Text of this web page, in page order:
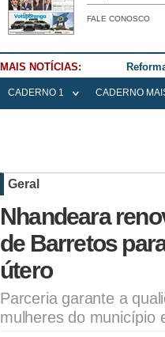
FALE CONOSCO
MAIS NOTÍCIAS: Falece
CADERNO 1 CADERNO
Geral
Nhandeara
de Barretos
útero
Parceria garante a
mulheres do município